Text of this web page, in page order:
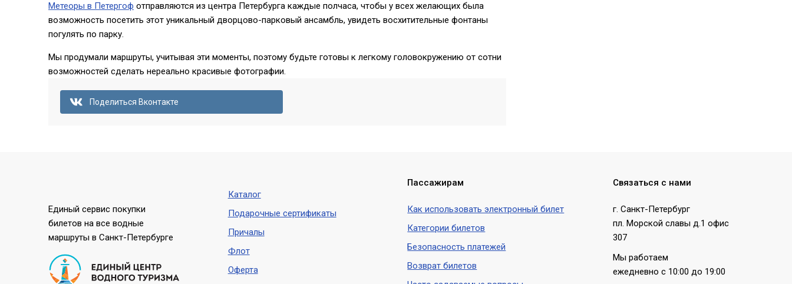
Метеоры в Петергоф отправляются из центра Петербурга каждые полчаса, чтобы у всех желающих была
возможность посетить этот уникальный дворцово-парковый ансамбль, увидеть восхитительные фонтаны
погулять по парку.
Мы продумали маршруты, учитывая эти моменты, поэтому будьте готовы к легкому головокружению от сотни
возможностей сделать нереально красивые фотографии.
Поделиться Вконтакте
Единый сервис покупки
билетов на все водные
маршруты в Санкт-Петербурге
Каталог
Подарочные сертификаты
Причалы
Флот
Оферта
Пассажирам
Как использовать электронный билет
Категории билетов
Безопасность платежей
Возврат билетов
Связаться с нами
г. Санкт-Петербург
пл. Морской славы д.1 офис
307
Мы работаем
ежедневно с 10:00 до 19:00